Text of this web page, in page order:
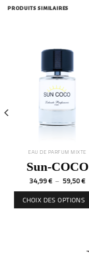
PRODUITS SIMILAIRES
EAU DE PARFUM MIXTE
Sun-COCO
34,99€ – 59,50€
CHOIX DES OPTIONS